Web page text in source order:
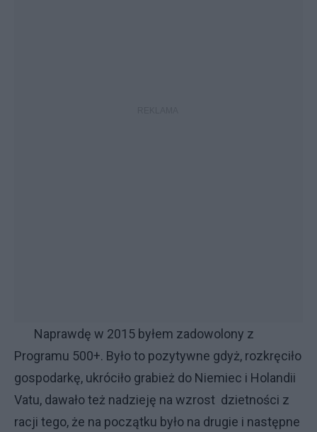
Naprawdę w 2015 byłem zadowolony z
Programu 500+. Było to pozytywne gdyż, rozkręciło
gospodarkę, ukróciło grabież do Niemiec i Holandii
Vatu, dawało też nadzieję na wzrost dzietności z
racji tego, że na początku było na drugie i następne